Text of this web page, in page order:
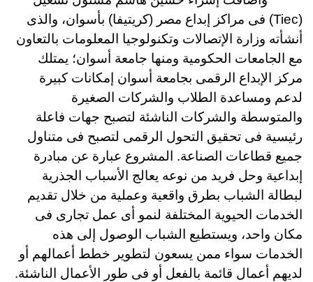
(Tiec) فى مراكز إبداع مصر (كريتيفا) بأسوان، والذى
أنشأته وزارة الإتصالات وتكنولوجيا المعلومات بالتعاون
مع الجامعات الحكومية ومنها جامعة أسوان؛ يمتلك
مركز الإبداع الرقمى بجامعة أسوان إمكانات كبيرة
لدعم ومساعدة الطلاب والشركات الصغيرة
والمتوسطة والشركات الناشئة لتصبح جهات فاعلة
رئيسية فى تحقيق التحول الرقمى لتصبح فى متناول
جميع قطاعات الصناعة. المشروع عبارة عن مبادرة
إبداعية وحل فريد من نوعه يعالج الأسباب الجذرية
لبطالة الشباب بطرق واقعية وعملية من خلال تقديم
الخدمات الحيوية المختلفة لنمو أى عمل تجارى فى
مكان واحد، ويستطيع الشباب الوصول إلى هذه
الخدمات سواء ممن يسعون لتطوير خطط أعمالهم أو
لديهم أعمال قائمة بالفعل أو فى طور الأعمال الناشئة.